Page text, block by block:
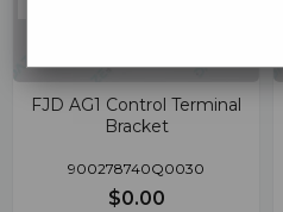
FJD AG1 Control Terminal
Bracket
900278740Q0030
$0.00